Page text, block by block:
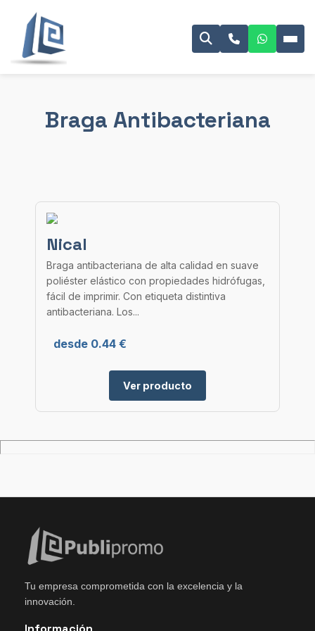
Braga Antibacteriana
Nical
Braga antibacteriana de alta calidad en suave
poliéster elástico con propiedades hidrófugas,
fácil de imprimir. Con etiqueta distintiva
antibacteriana. Los...
desde 0.44 €
Ver producto
Tu empresa comprometida con la excelencia y la
innovación.